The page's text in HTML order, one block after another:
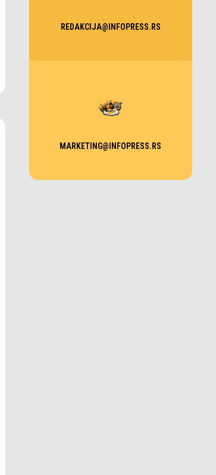
REDAKCIJA@INFOPRESS.RS
MARKETING@INFOPRESS.RS